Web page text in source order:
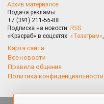
Архив материалов
Подача рекламы:
+7 (391) 211-56-88
Подписка на новости: RSS
«Красраб» в соцсетях: «Телеграм»,
Карта сайта
Все новости
Правила общения
Политика конфиденциальности